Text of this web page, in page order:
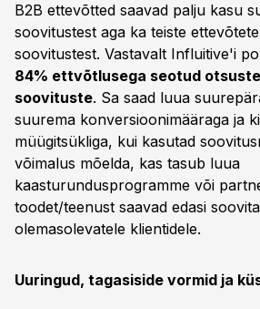
B2B ettevõtted saavad palju kasu
soovitustest aga ka teiste
soovitustest. Vastavalt Influitive'i
84% ettvõtlusega seotud
soovituste. Sa saad luua
suurema konversioonimääraga ja
müügitsükliga, kui kasutad
võimalus mõelda, kas tasub luua
kaasturundusprogramme või
toodet/teenust saavad edasi
olemasolevatele klientidele.
Uuringud, tagasiside vormid ja